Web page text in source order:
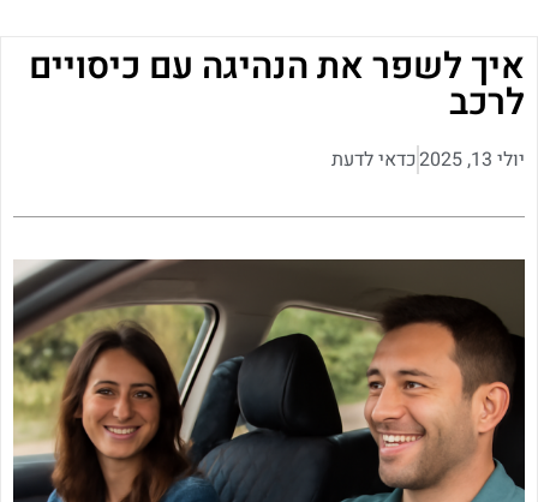
איך לשפר את הנהיגה עם כיסויים
לרכב
יולי 13, 2025 כדאי לדעת